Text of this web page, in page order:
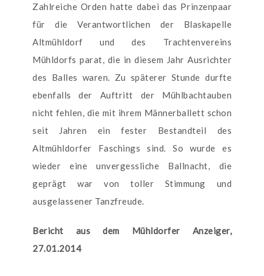
Zahlreiche Orden hatte dabei das Prinzenpaar
für die Verantwortlichen der Blaskapelle
Altmühldorf und des Trachtenvereins
Mühldorfs parat, die in diesem Jahr Ausrichter
des Balles waren. Zu späterer Stunde durfte
ebenfalls der Auftritt der Mühlbachtauben
nicht fehlen, die mit ihrem Männerballett schon
seit Jahren ein fester Bestandteil des
Altmühldorfer Faschings sind. So wurde es
wieder eine unvergessliche Ballnacht, die
geprägt war von toller Stimmung und
ausgelassener Tanzfreude.
Bericht aus dem Mühldorfer Anzeiger,
27.01.2014